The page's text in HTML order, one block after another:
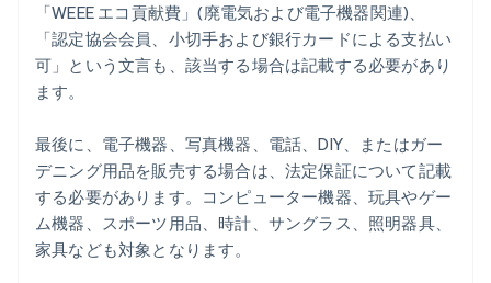
「WEEE エコ貢献費」(廃電気および電子機器関連)、
「認定協会会員、小切手および銀行カードによる支払い
可」という文言も、該当する場合は記載する必要があり
ます。
最後に、電子機器、写真機器、電話、DIY、またはガー
デニング用品を販売する場合は、法定保証について記載
する必要があります。コンピューター機器、玩具やゲー
ム機器、スポーツ用品、時計、サングラス、照明器具、
家具なども対象となります。